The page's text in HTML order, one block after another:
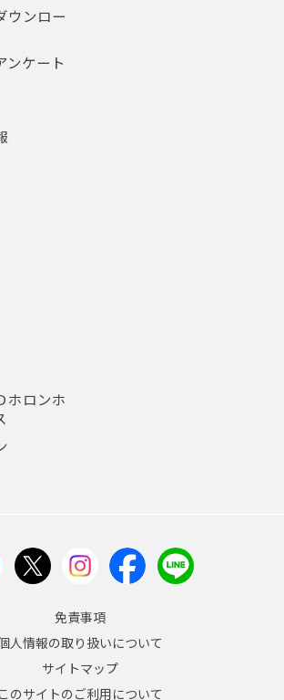
ウンロー
ンケート
ホロンホ
免責事項
人情報の取り扱いについて
サイトマップ
このサイトのご利用について